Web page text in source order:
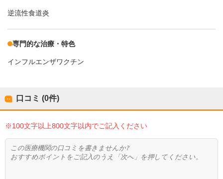
逆流性食道炎
専門的な治療・特色
インフルエンザワクチン
口コミ (0件)
※100文字以上800文字以内でご記入ください